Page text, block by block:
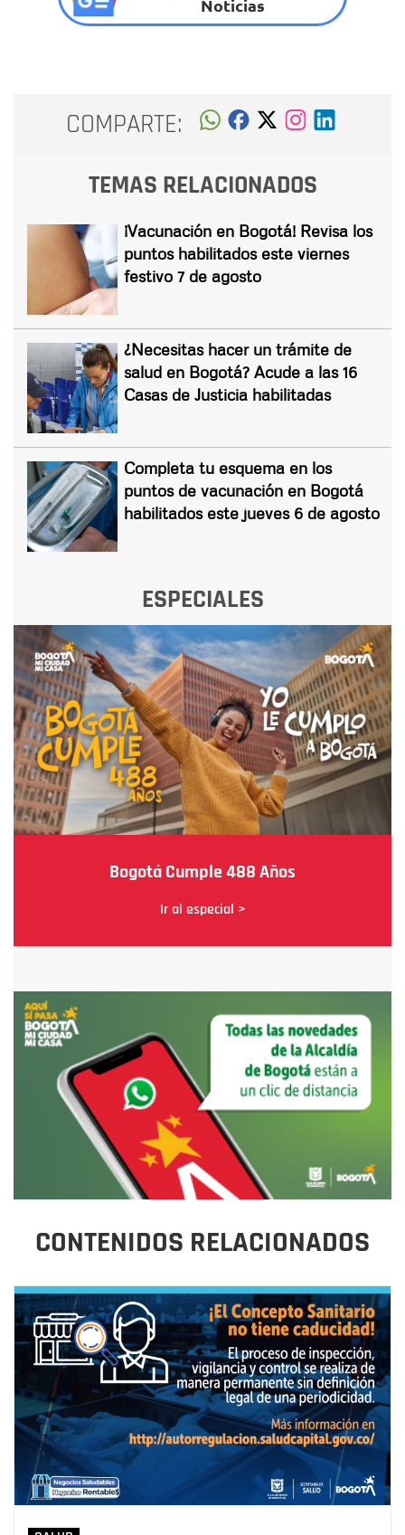
Noticias
COMPARTE:
TEMAS RELACIONADOS
¡Vacunación en Bogotá! Revisa los
puntos habilitados este viernes
festivo 7 de agosto
¿Necesitas hacer un trámite de
salud en Bogotá? Acude a las 16
Casas de Justicia habilitadas
Completa tu esquema en los
puntos de vacunación en Bogotá
habilitados este jueves 6 de agosto
ESPECIALES
Bogotá Cumple 488 Años
Ir al especial >
CONTENIDOS RELACIONADOS